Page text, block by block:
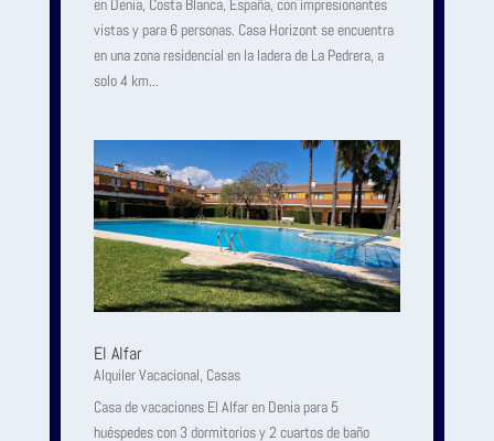
en Denia, Costa Blanca, España, con impresionantes
vistas y para 6 personas. Casa Horizont se encuentra
en una zona residencial en la ladera de La Pedrera, a
solo 4 km...
El Alfar
Alquiler Vacacional, Casas
Casa de vacaciones El Alfar en Denia para 5
huéspedes con 3 dormitorios y 2 cuartos de baño